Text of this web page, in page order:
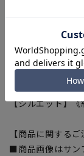
『ECOBLUE』
を繊維へと再生
『ECOBLUE』
【シルエット】
【商品に関するご
■商品画像はサン